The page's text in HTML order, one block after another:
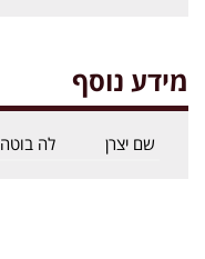
מידע נוסף
שם יצרן לה בוטה